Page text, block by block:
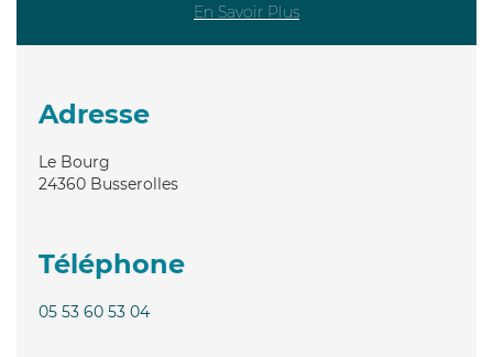
En Savoir Plus
Adresse
Le Bourg
24360 Busserolles
Téléphone
05 53 60 53 04